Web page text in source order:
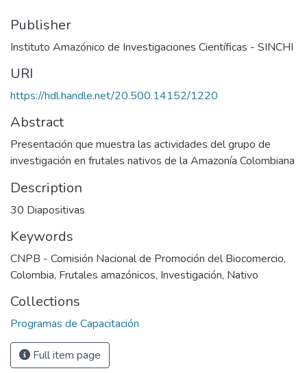
Publisher
Instituto Amazónico de Investigaciones Científicas - SINCHI
URI
https://hdl.handle.net/20.500.14152/1220
Abstract
Presentación que muestra las actividades del grupo de
investigación en frutales nativos de la Amazonía Colombiana
Description
30 Diapositivas
Keywords
CNPB - Comisión Nacional de Promoción del Biocomercio,
Colombia, Frutales amazónicos, Investigación, Nativo
Collections
Programas de Capacitación
Full item page